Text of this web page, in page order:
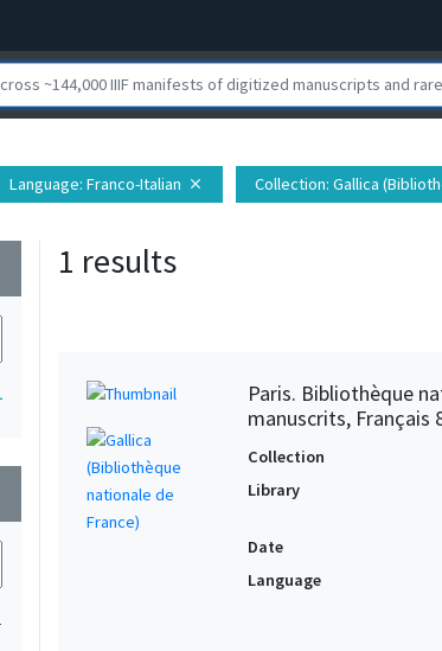
Language: Franco-Italian close Collection: Gallica
1 results
Paris. Bibliothèque
manuscrits, Français
Collection
Library
Date
Language